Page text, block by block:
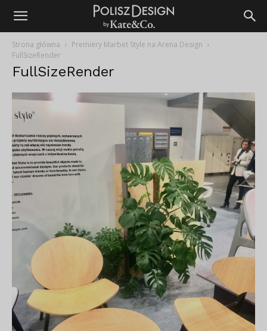
Strona główna
Premiery Marbet Style na Arena Design
FullSizeRender
FullSizeRender